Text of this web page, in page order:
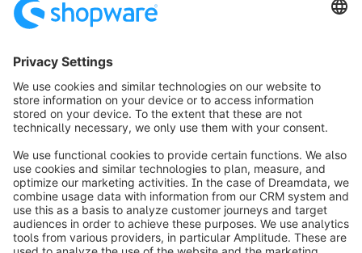
Dettagli di contatto
Otto-Volger-Straße 9a
65843 Sulzbach
Germany